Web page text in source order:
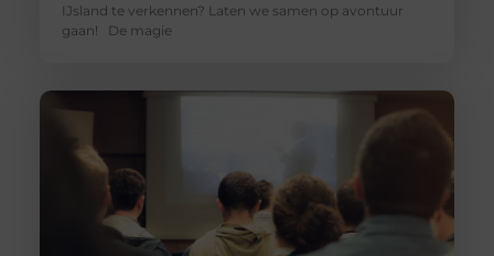
IJsland te verkennen? Laten we samen op avontuur
gaan! De magie